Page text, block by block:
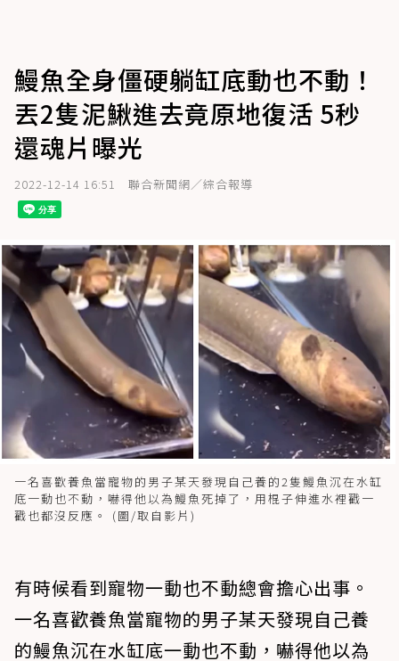
鰻魚全身僵硬躺缸底動也不動！
丟2隻泥鰍進去竟原地復活 5秒
還魂片曝光
2022-12-14 16:51 聯合新聞網／綜合報導
一名喜歡養魚當寵物的男子某天發現自己養的2隻鰻魚沉在水缸
底一動也不動，嚇得他以為鰻魚死掉了，用棍子伸進水裡戳一
戳也都沒反應。 (圖/取自影片)
有時候看到寵物一動也不動總會擔心出事。
一名喜歡養魚當寵物的男子某天發現自己養
的鰻魚沉在水缸底一動也不動，嚇得他以為